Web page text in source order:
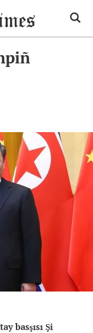
basşısı Şi